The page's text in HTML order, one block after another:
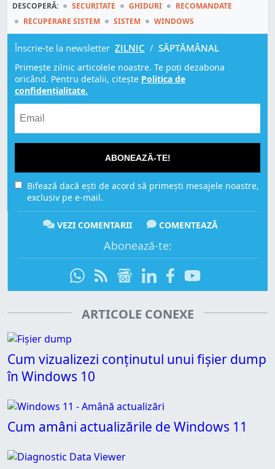
DESCOPERĂ: SECURITATE GHIDURI
RECOMANDATE
RECUPERARE SISTEM
SISTEM WINDOWS
Înscrie-te la newsletter ZILNIC / SĂPTĂMÂNAL
Primește zilnic articolele noastre. Te poți dezabona
oricând. Pentru detalii, citește Politica de
confidențialitate.
ABONEAZĂ-TE!
Bifează dacă ești de acord să primești mesajele noastre,
exclusiv pe e-mail.
VEZI COMENTARII COMENTEAZĂ
Abonează-te:
ARTICOLE CONEXE
Cum vizualizezi conținutul unui fișier dump
în Windows 10
Cum amâni actualizările de Windows 11